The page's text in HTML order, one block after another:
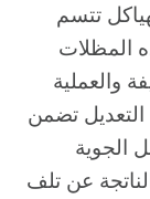
تتسم
المظلات
والعملية
تضمن
الجوية
عن تلف